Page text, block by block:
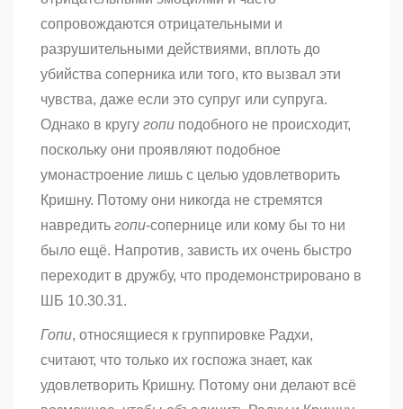
сопровождаются отрицательными и
разрушительными действиями, вплоть до
убийства соперника или того, кто вызвал эти
чувства, даже если это супруг или супруга.
Однако в кругу гопи подобного не происходит,
поскольку они проявляют подобное
умонастроение лишь с целью удовлетворить
Кришну. Потому они никогда не стремятся
навредить гопи-сопернице или кому бы то ни
было ещё. Напротив, зависть их очень быстро
переходит в дружбу, что продемонстрировано в
ШБ 10.30.31.
Гопи, относящиеся к группировке Радхи,
считают, что только их госпожа знает, как
удовлетворить Кришну. Потому они делают всё